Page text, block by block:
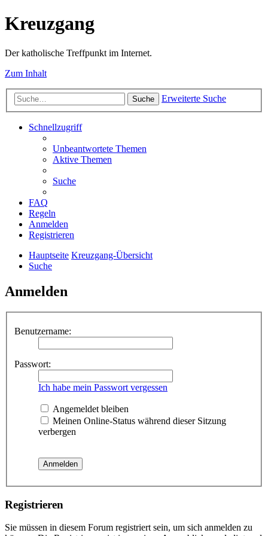
Kreuzgang
Der katholische Treffpunkt im Internet.
Zum Inhalt
Suche Erweiterte Suche
Schnellzugriff
Unbeantwortete Themen
Aktive Themen
Suche
FAQ
Regeln
Anmelden
Registrieren
Hauptseite Kreuzgang-Übersicht
Suche
Anmelden
Benutzername:
Passwort:
Ich habe mein Passwort vergessen
Angemeldet bleiben
Meinen Online-Status während dieser Sitzung
verbergen
Registrieren
Sie müssen in diesem Forum registriert sein, um sich anmelden zu